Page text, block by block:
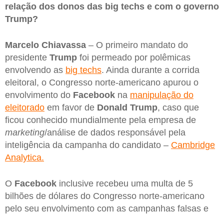
relação dos donos das big techs e com o governo
Trump?
Marcelo Chiavassa – O primeiro mandato do
presidente Trump foi permeado por polêmicas
envolvendo as big techs. Ainda durante a corrida
eleitoral, o Congresso norte-americano apurou o
envolvimento do Facebook na manipulação do
eleitorado em favor de Donald Trump, caso que
ficou conhecido mundialmente pela empresa de
marketing/análise de dados responsável pela
inteligência da campanha do candidato – Cambridge
Analytica.
O Facebook inclusive recebeu uma multa de 5
bilhões de dólares do Congresso norte-americano
pelo seu envolvimento com as campanhas falsas e